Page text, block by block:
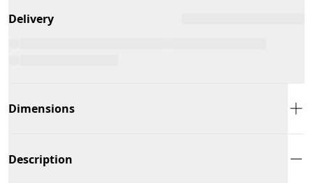
Delivery
Dimensions
Description